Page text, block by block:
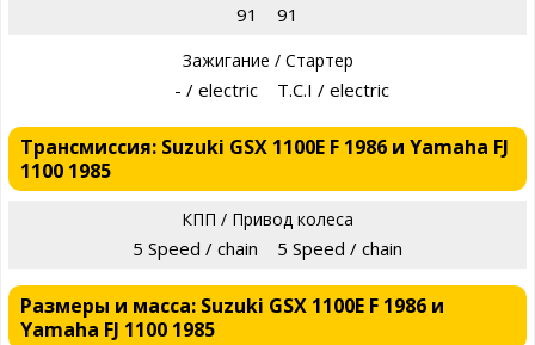
91 91
Зажигание / Стартер
- / electric T.C.I / electric
Трансмиссия: Suzuki GSX 1100E F 1986 и Yamaha FJ
1100 1985
КПП / Привод колеса
5 Speed / chain 5 Speed / chain
Размеры и масса: Suzuki GSX 1100E F 1986 и
Yamaha FJ 1100 1985